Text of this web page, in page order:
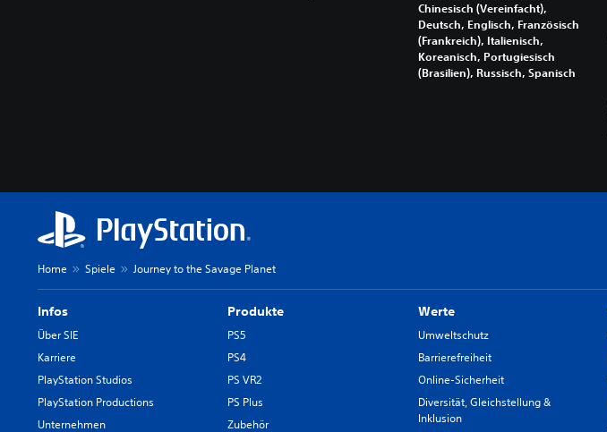
Chinesisch (Vereinfacht),
Deutsch, Englisch, Französisch
(Frankreich), Italienisch,
Koreanisch, Portugiesisch
(Brasilien), Russisch, Spanisch
Home Spiele Journey to the Savage Planet
Infos
Über SIE
Karriere
PlayStation Studios
PlayStation Productions
Unternehmen
Produkte
PS5
PS4
PS VR2
PS Plus
Zubehör
Werte
Umweltschutz
Barrierefreiheit
Online-Sicherheit
Diversität, Gleichstellung &
Inklusion